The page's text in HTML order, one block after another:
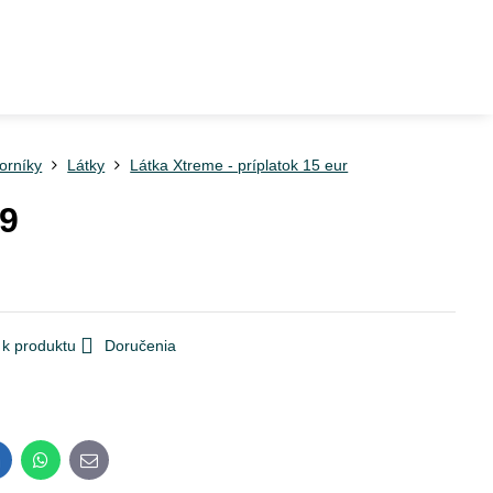
Látky Látka Xtreme - príplatok 15 eur
produktu Doručenia
WhatsApp
E-
mail